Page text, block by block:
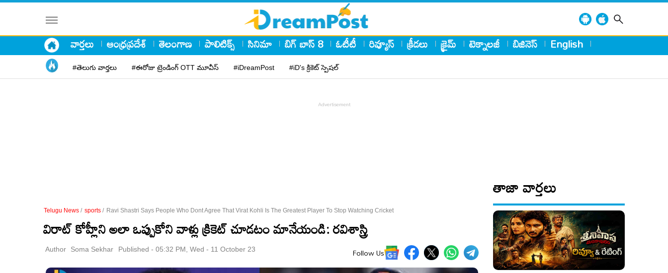
వార్తలు ఆంధ్రప్రదేశ్ తెలంగాణ పాలిటిక్స్ సినిమా బిగ్ బాస్ 8 ఓటీటీ రివ్యూస్ క్రీడలు క్రైమ్ టెక్నాలజీ బిజినెస్ English
#తెలుగు వార్తలు #ఈరోజు ట్రెండింగ్ OTT మూవీస్ #iDreamPost #iD's క్రికెట్ స్పెషల్
Telugu News / sports / Ravi Shastri Says People Who Dont Agree That Virat Kohli Is The Greatest Player To Stop Watching Cricket
విరాట్ కోహ్లీని అలా ఒప్పుకోని వాళ్లు క్రికెట్ చూడటం మానేయండి: రవిశాస్త్రి
Author Soma Sekhar Published - 05:32 PM, Wed - 11 October 23 Follow Us
తాజా వార్తలు